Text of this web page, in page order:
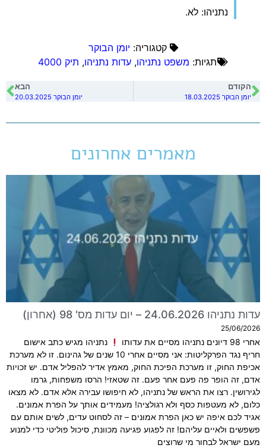
נתניהו: לא.
קטגוריה: יומן הבוקר
תגיות: משפט נתניהו, עדות נתניהו, תיק 4000
הקודם
יומן הבוקר 18.03.2025
הבא
יומן הבוקר 20.03.2025
מאמרים אחרונים
עדות נתניהו 24.06.2026 – יום עדות מס' 98 (אחרון)
25/06/2026
אחרי 98 דיונים נתניהו מסיים את עדותו
נתניהו מגיש כתב אישום
חריף נגד הפרקליטות: אני מסיים אחרי 10 שנים של גהינום. זו לא מערכת
אכיפת החוק, זו מערכת הפיכת החוק, מאמץ אדיר להפליל אדם. יש זכויות
אדם, זה הופר פה פעם אחר פעם. זה שטאזי! הרסו משפחות, גרמו
לגירושין. רצו את הראש של נתניהו, לא חיפושו עבירה אלא אדם. לא מצאו
כלום, לא מעטפות כסף ולא רגולציה! מעמידים אותך על הפרת אמונים.
אגיד לכם איפה יש כאן הפרת אמונים – זה לסחוט עדים, לשים אותם עם
פשפשים ולאיים עליהם! זה לפגוע פגיעה מכוונת, סיכול פוליטי כדי למנוע
מעם ישראל לבחור מי שרוצים